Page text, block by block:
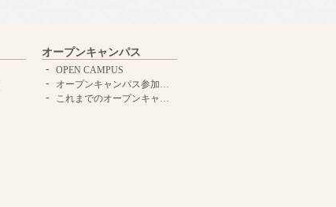
オープンキャンパス
OPEN CAMPUS
オープンキャンパス参加申し込みはこちらから
これまでのオープンキャンパスはこちら